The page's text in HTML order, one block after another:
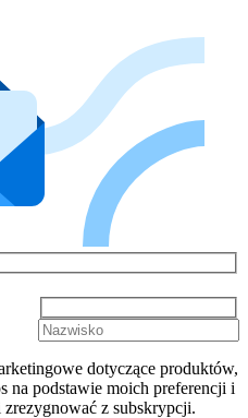
dotyczące produktów,
na podstawie moich preferencji i
z subskrypcji.